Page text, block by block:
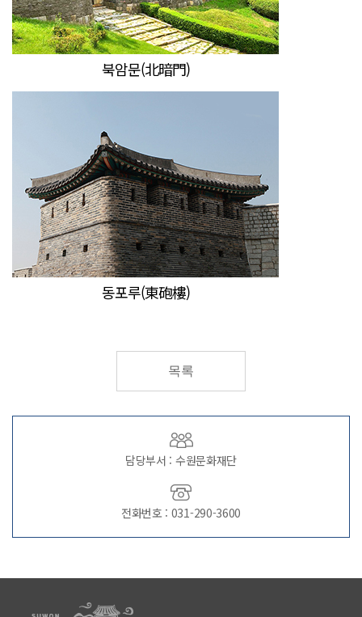
북암문(北暗門)
동포루(東砲樓)
목록
담당부서 : 수원문화재단
전화번호 : 031-290-3600